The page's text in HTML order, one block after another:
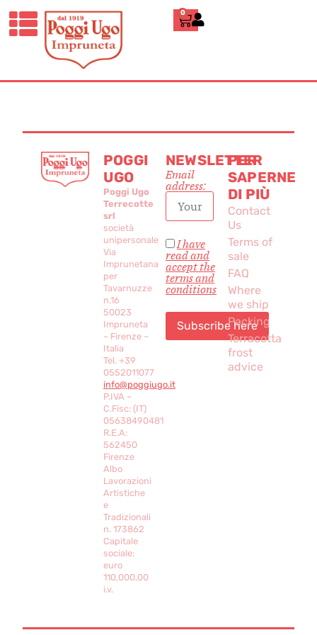
0
Shop
POGGI
UGO
Poggi Ugo
Terrecotte
srl
società
unipersonale
Via
Imprunetana
per
Tavarnuzze
n.16
50023
Impruneta
– Firenze –
Italia
Tel. +39
0552011077
info@poggiugo.it
P.IVA –
C.Fisc: (IT)
05638490481
R.E.A:
562450
Firenze
Albo
Lavorazioni
Artistiche
e
Tradizionali
n. 173862
Capitale
sociale:
euro
110,000,00
i.v.
NEWSLETTER
Email
address:
I have
read and
accept the
terms and
conditions
PER
SAPERNE
DI PIÙ
Contact
Us
Terms of
sale
FAQ
Where
we ship
Packing
Terracotta
frost
advice